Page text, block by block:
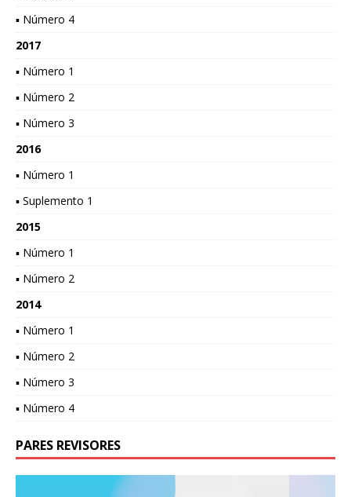
▪ Número 4
2017
▪ Número 1
▪ Número 2
▪ Número 3
2016
▪ Número 1
▪ Suplemento 1
2015
▪ Número 1
▪ Número 2
2014
▪ Número 1
▪ Número 2
▪ Número 3
▪ Número 4
PARES REVISORES